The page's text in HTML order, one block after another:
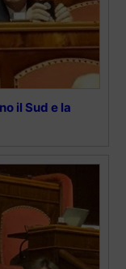
il Sud e la